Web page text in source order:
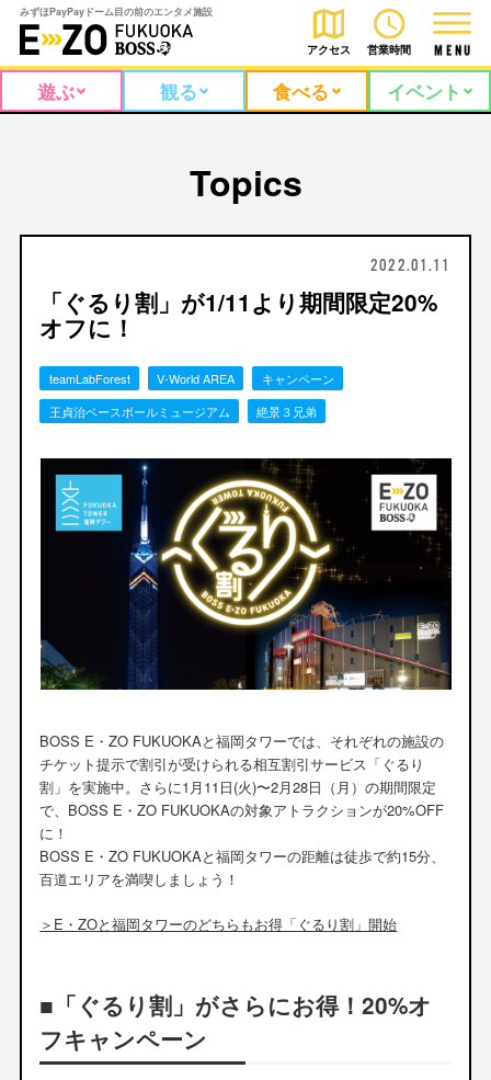
みずほPayPayドーム目の前のエンタメ施設
アクセス 営業時間 M E N U
遊ぶ 観る 食べる イベント
Topics
2022.01.11
「ぐるり割」が1/11より期間限定20%
オフに！
teamLabForest V-World AREA
キャンペーン
王貞治ベースボールミュージアム
絶景３兄弟
BOSS E・ZO FUKUOKAと福岡タワーでは、それぞれの施設の
チケット提示で割引が受けられる相互割引サービス「ぐるり
割」を実施中。さらに1月11日(火)〜2月28日（月）の期間限定
で、BOSS E・ZO FUKUOKAの対象アトラクションが20%OFF
に！
BOSS E・ZO FUKUOKAと福岡タワーの距離は徒歩で約15分、
百道エリアを満喫しましょう！
＞E・ZOと福岡タワーのどちらもお得「ぐるり割」開始
■「ぐるり割」がさらにお得！20%オ
フキャンペーン